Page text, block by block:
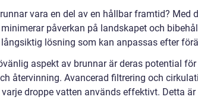
vara en del av en hållbar framtid? Med
påverkan på landskapet och
långsiktig lösning som kan anpassas efter
aspekt av brunnar är deras potential
återvinning. Avancerad filtrering och
droppe vatten används effektivt. Detta